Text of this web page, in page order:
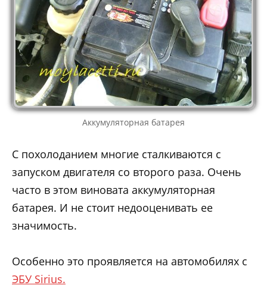
Аккумуляторная батарея
С похолоданием многие сталкиваются с
запуском двигателя со второго раза. Очень
часто в этом виновата аккумуляторная
батарея. И не стоит недооценивать ее
значимость.
Особенно это проявляется на автомобилях с
ЭБУ Sirius.